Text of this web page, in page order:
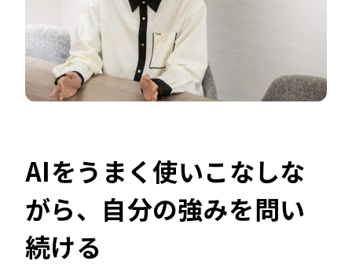
AIをうまく使いこなしな
がら、自分の強みを問い
続ける